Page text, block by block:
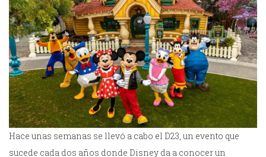
Hace unas semanas se llevó a cabo el D23, un evento que
sucede cada dos años donde Disney da a conocer un